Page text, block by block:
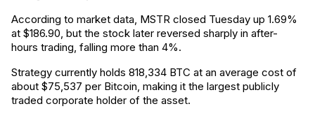
According to market data, MSTR closed Tuesday up 1.69%
at $186.90, but the stock later reversed sharply in after-
hours trading, falling more than 4%.
Strategy currently holds 818,334 BTC at an average cost of
about $75,537 per Bitcoin, making it the largest publicly
traded corporate holder of the asset.